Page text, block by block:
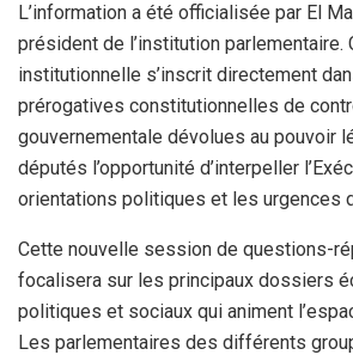
L’information a été officialisée par El
président de l’institution parlementaire.
institutionnelle s’inscrit directement
prérogatives constitutionnelles de
gouvernementale dévolues au pouvoir
députés l’opportunité d’interpeller
orientations politiques et les urgences
Cette nouvelle session de questions-
focalisera sur les principaux dossiers
politiques et sociaux qui animent
Les parlementaires des différents